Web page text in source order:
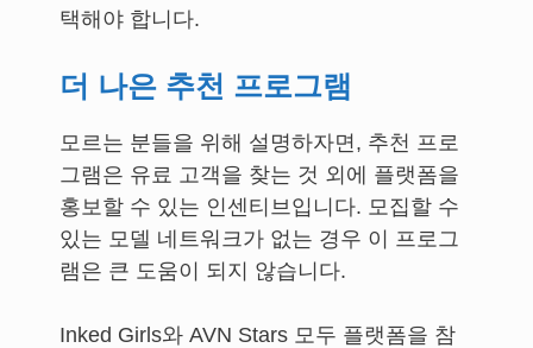
택해야 합니다.
더 나은 추천 프로그램
모르는 분들을 위해 설명하자면, 추천 프로
그램은 유료 고객을 찾는 것 외에 플랫폼을
홍보할 수 있는 인센티브입니다. 모집할 수
있는 모델 네트워크가 없는 경우 이 프로그
램은 큰 도움이 되지 않습니다.
Inked Girls와 AVN Stars 모두 플랫폼을 참